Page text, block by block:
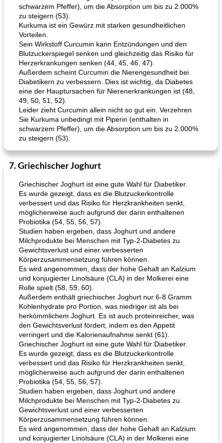
schwarzem Pfeffer), um die Absorption um bis zu 2.000%
zu steigern (53).
Kurkuma ist ein Gewürz mit starken gesundheitlichen
Vorteilen.
Sein Wirkstoff Curcumin kann Entzündungen und den
Blutzuckerspiegel senken und gleichzeitig das Risiko für
Herzerkrankungen senken (44, 45, 46, 47).
Außerdem scheint Curcumin die Nierengesundheit bei
Diabetikern zu verbessern. Dies ist wichtig, da Diabetes
eine der Hauptursachen für Nierenerkrankungen ist (48,
49, 50, 51, 52).
Leider zieht Curcumin allein nicht so gut ein. Verzehren
Sie Kurkuma unbedingt mit Piperin (enthalten in
schwarzem Pfeffer), um die Absorption um bis zu 2.000%
zu steigern (53).
7. Griechischer Joghurt
Griechischer Joghurt ist eine gute Wahl für Diabetiker.
Es wurde gezeigt, dass es die Blutzuckerkontrolle
verbessert und das Risiko für Herzkrankheiten senkt,
möglicherweise auch aufgrund der darin enthaltenen
Probiotika (54, 55, 56, 57).
Studien haben ergeben, dass Joghurt und andere
Milchprodukte bei Menschen mit Typ-2-Diabetes zu
Gewichtsverlust und einer verbesserten
Körperzusammensetzung führen können.
Es wird angenommen, dass der hohe Gehalt an Kalzium
und konjugierter Linolsäure (CLA) in der Molkerei eine
Rolle spielt (58, 59, 60).
Außerdem enthält griechischer Joghurt nur 6-8 Gramm
Kohlenhydrate pro Portion, was niedriger ist als bei
herkömmlichem Joghurt. Es ist auch proteinreicher, was
den Gewichtsverlust fördert, indem es den Appetit
verringert und die Kalorienaufnahme senkt (61).
Griechischer Joghurt ist eine gute Wahl für Diabetiker.
Es wurde gezeigt, dass es die Blutzuckerkontrolle
verbessert und das Risiko für Herzkrankheiten senkt,
möglicherweise auch aufgrund der darin enthaltenen
Probiotika (54, 55, 56, 57).
Studien haben ergeben, dass Joghurt und andere
Milchprodukte bei Menschen mit Typ-2-Diabetes zu
Gewichtsverlust und einer verbesserten
Körperzusammensetzung führen können.
Es wird angenommen, dass der hohe Gehalt an Kalzium
und konjugierter Linolsäure (CLA) in der Molkerei eine